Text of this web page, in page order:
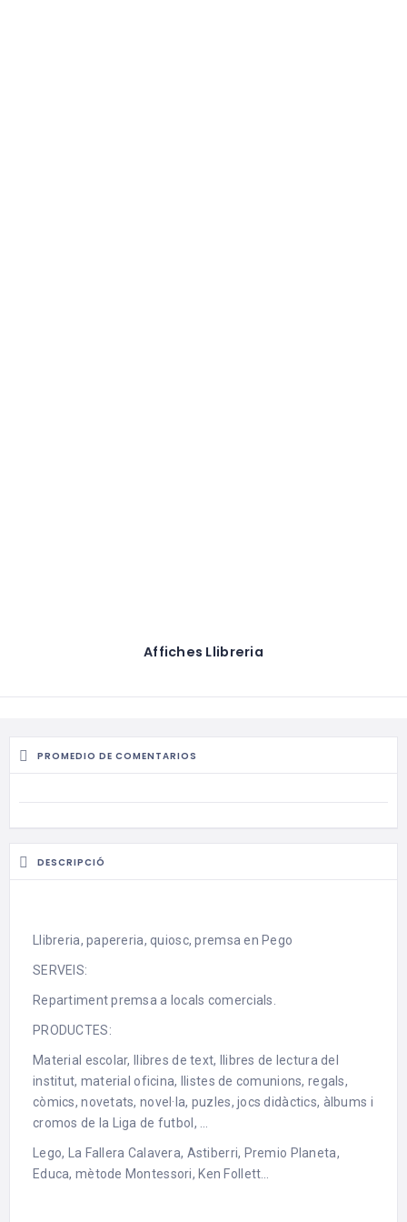
Affiches Llibreria
PROMEDIO DE COMENTARIOS
DESCRIPCIÓ
Llibreria, papereria, quiosc, premsa en Pego
SERVEIS:
Repartiment premsa a locals comercials.
PRODUCTES:
Material escolar, llibres de text, llibres de lectura del
institut, material oficina, llistes de comunions, regals,
còmics, novetats, novel·la, puzles, jocs didàctics, àlbums i
cromos de la Liga de futbol, …
Lego, La Fallera Calavera, Astiberri, Premio Planeta,
Educa, mètode Montessori, Ken Follett…